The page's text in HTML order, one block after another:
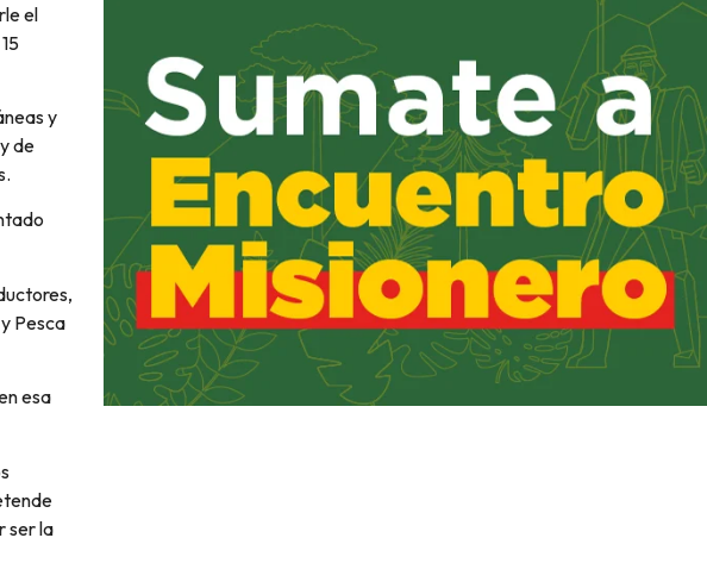
el
y
de
Pesca
esa
ser la